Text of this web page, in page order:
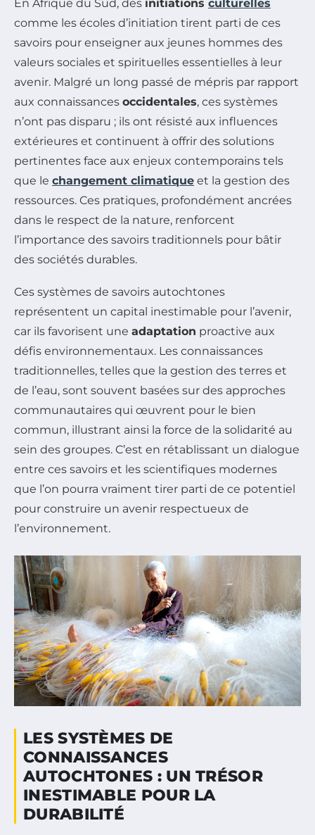
En Afrique du Sud, des initiations culturelles
comme les écoles d’initiation tirent parti de ces
savoirs pour enseigner aux jeunes hommes des
valeurs sociales et spirituelles essentielles à leur
avenir. Malgré un long passé de mépris par rapport
aux connaissances occidentales, ces systèmes
n’ont pas disparu ; ils ont résisté aux influences
extérieures et continuent à offrir des solutions
pertinentes face aux enjeux contemporains tels
que le changement climatique et la gestion des
ressources. Ces pratiques, profondément ancrées
dans le respect de la nature, renforcent
l’importance des savoirs traditionnels pour bâtir
des sociétés durables.
Ces systèmes de savoirs autochtones
représentent un capital inestimable pour l’avenir,
car ils favorisent une adaptation proactive aux
défis environnementaux. Les connaissances
traditionnelles, telles que la gestion des terres et
de l’eau, sont souvent basées sur des approches
communautaires qui œuvrent pour le bien
commun, illustrant ainsi la force de la solidarité au
sein des groupes. C’est en rétablissant un dialogue
entre ces savoirs et les scientifiques modernes
que l’on pourra vraiment tirer parti de ce potentiel
pour construire un avenir respectueux de
l’environnement.
LES SYSTÈMES DE
CONNAISSANCES
AUTOCHTONES : UN TRÉSOR
INESTIMABLE POUR LA
DURABILITÉ